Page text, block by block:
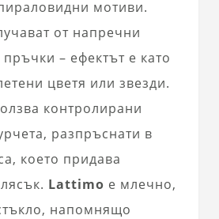
мотиви.
от напречни
– ефектът е като
цветя или звезди.
контролирани
разпръснати в
което придава
Lattimo е млечно,
напомнящо